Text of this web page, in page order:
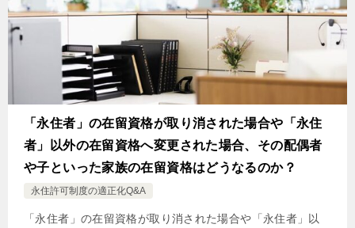
「永住者」の在留資格が取り消された場合や「永住
者」以外の在留資格へ変更された場合、その配偶者
や子といった家族の在留資格はどうなるのか？
永住許可制度の適正化Q&A
「永住者」の在留資格が取り消された場合や「永住者」以